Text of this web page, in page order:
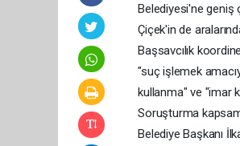
Belediyesi'ne geniş
Çiçek'in de
Başsavcılık
"suç işlemek
kullanma" ve "imar
Soruşturma
Belediye Başkanı